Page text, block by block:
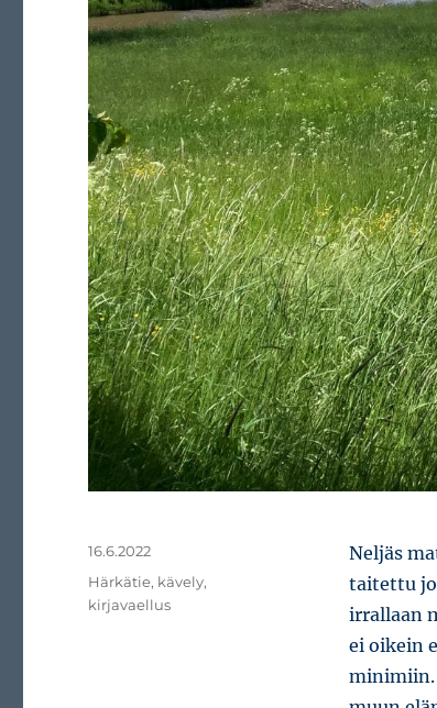
Neljäs
taitettu jo
irrallaan
ei oikein
minimiin.
Julkaistu
16.6.2022
Avainsanat
Härkätie, kävely,
kirjavaellus